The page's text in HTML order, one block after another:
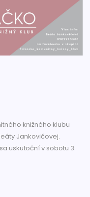
knižného klubu
Jankovičovej.
uskutoční v sobotu 3.